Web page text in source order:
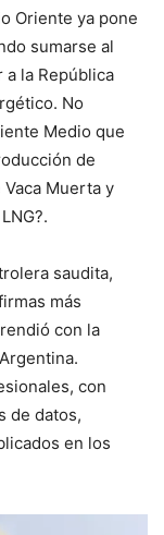
Oriente ya pone
sumarse al
la República
No
Medio que
de
Muerta y
saudita,
más
con la
con
de datos,
en los